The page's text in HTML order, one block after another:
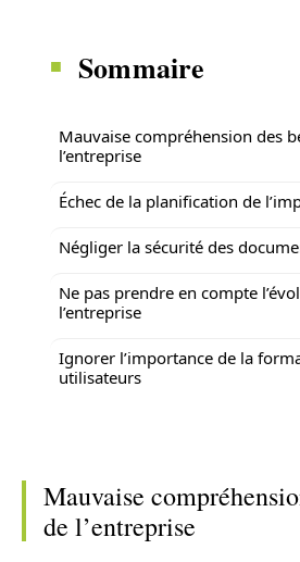
Sommaire
Mauvaise compréhension des
l’entreprise
Échec de la planification de
Négliger la sécurité des
Ne pas prendre en compte
l’entreprise
Ignorer l’importance de la
utilisateurs
Mauvaise
de l’entreprise